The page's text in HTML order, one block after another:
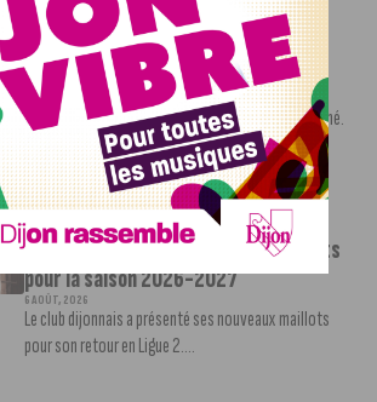
INFOS,SPORT
Nouvelle arrivée à la JDA Basket,
Shevon Thompson est dijonnais
7 AOÛT, 2026
Le mercato estival de la JDA n’est pas encore terminé.
Une nouvelle recrue vient...
INFOS,SPORT
Le DFCO dévoile ses nouveaux maillots
pour la saison 2026-2027
6 AOÛT, 2026
Le club dijonnais a présenté ses nouveaux maillots
pour son retour en Ligue 2....